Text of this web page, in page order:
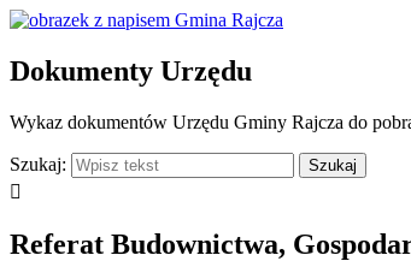
Dokumenty Urzędu
Wykaz dokumentów Urzędu Gminy Rajcza do
Szukaj:

Referat Budownictwa,